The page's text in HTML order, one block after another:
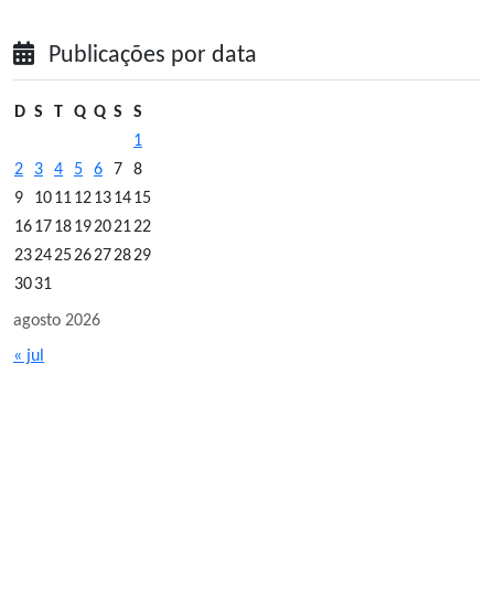
Publicações por data
agosto 2026
D S T Q Q S
S
1
2
3 4 5 6 7
8
9
101112131415
16171819202122
23242526272829
3031
« jul